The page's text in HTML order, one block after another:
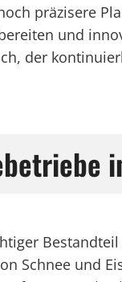
präzisere
und
der
Schnee und